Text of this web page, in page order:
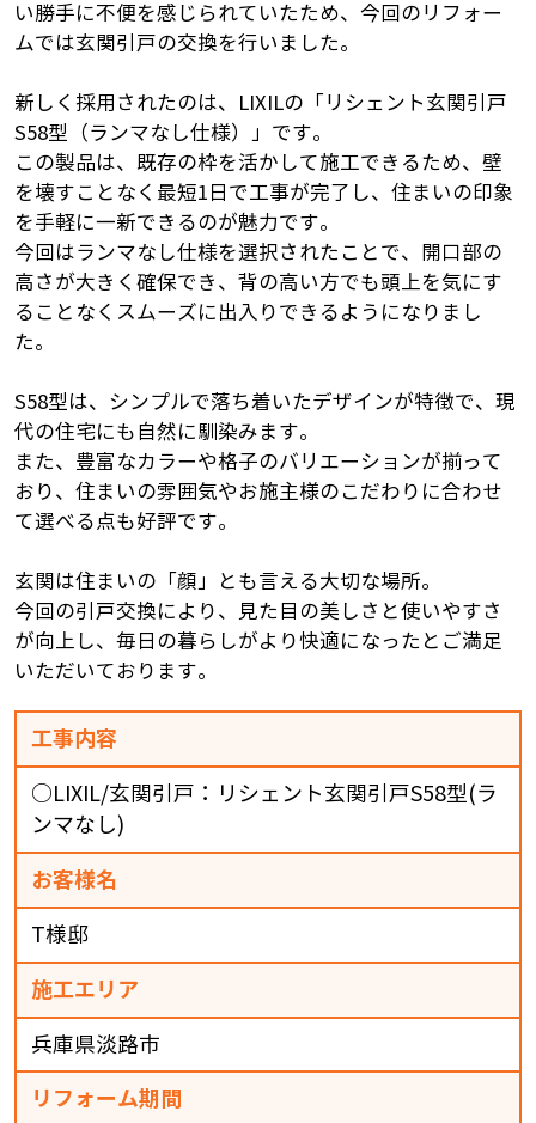
い勝手に不便を感じられていたため、今回のリフォー
ムでは玄関引戸の交換を行いました。
新しく採用されたのは、LIXILの「リシェント玄関引戸
S58型（ランマなし仕様）」です。
この製品は、既存の枠を活かして施工できるため、壁
を壊すことなく最短1日で工事が完了し、住まいの印象
を手軽に一新できるのが魅力です。
今回はランマなし仕様を選択されたことで、開口部の
高さが大きく確保でき、背の高い方でも頭上を気にす
ることなくスムーズに出入りできるようになりまし
た。
S58型は、シンプルで落ち着いたデザインが特徴で、現
代の住宅にも自然に馴染みます。
また、豊富なカラーや格子のバリエーションが揃って
おり、住まいの雰囲気やお施主様のこだわりに合わせ
て選べる点も好評です。
玄関は住まいの「顔」とも言える大切な場所。
今回の引戸交換により、見た目の美しさと使いやすさ
が向上し、毎日の暮らしがより快適になったとご満足
いただいております。
工事内容
○LIXIL/玄関引戸：リシェント玄関引戸S58型(ラ
ンマなし)
お客様名
T様邸
施工エリア
兵庫県淡路市
リフォーム期間